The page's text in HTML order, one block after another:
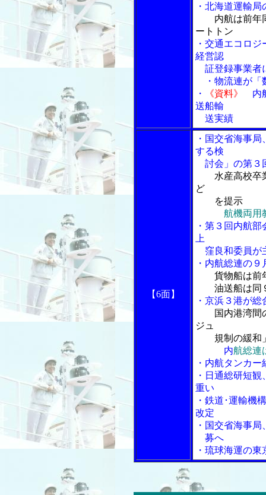
・北海道運輸
内航は前年
ートトン
・交通エコロ
経営認
証登録事業者
・物流連が「
・
《資料》
内
送船輸
送実績
【6面】
・国交省海事
する検
討会」の第３
水産高校卒
ど
を提示
航機両用
・第３回内航
上
窪良和委員が
・内航総連の
貨物船は前
油送船は同９
・京浜３港が
国内港湾間
ジュ
規制の緩和
内航総連
・内航タンカ
・日通総研短
重い
・鉄道･運輸機
改定
・国交省海事
募へ
・琉球海運の